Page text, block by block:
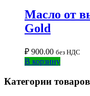
Масло от
Gold
₽ 900.00 без НДС
В корзину
Категории товаров